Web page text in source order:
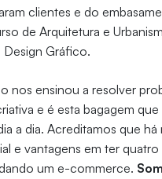
clientes e do
de Arquitetura e
Design Gráfico.
nos ensinou a resolver
e é esta bagagem
a dia. Acreditamos que há
e vantagens em ter quatro
um e-commerce.